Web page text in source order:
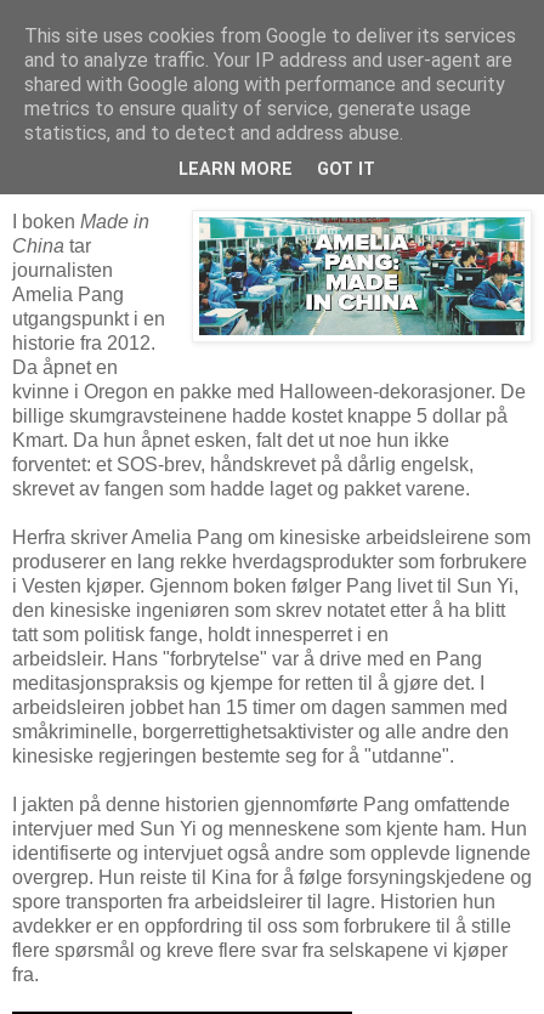
Arkitektur & Miljøteknologi
02 april 2021
Made in China
I boken Made in
China tar
journalisten
Amelia Pang
utgangspunkt i en
historie fra 2012.
Da åpnet en
kvinne i Oregon en pakke med Halloween-dekorasjoner. De
billige skumgravsteinene hadde kostet knappe 5 dollar på
Kmart. Da hun åpnet esken, falt det ut noe hun ikke
forventet: et SOS-brev, håndskrevet på dårlig engelsk,
skrevet av fangen som hadde laget og pakket varene.
Herfra skriver Amelia Pang om kinesiske arbeidsleirene som
produserer en lang rekke hverdagsprodukter som forbrukere
i Vesten kjøper. Gjennom boken følger Pang livet til Sun Yi,
den kinesiske ingeniøren som skrev notatet etter å ha blitt
tatt som politisk fange, holdt innesperret i en
arbeidsleir. Hans "forbrytelse" var å drive med en Pang
meditasjonspraksis og kjempe for retten til å gjøre det. I
arbeidsleiren jobbet han 15 timer om dagen sammen med
småkriminelle, borgerrettighetsaktivister og alle andre den
kinesiske regjeringen bestemte seg for å "utdanne".
I jakten på denne historien gjennomførte Pang omfattende
intervjuer med Sun Yi og menneskene som kjente ham. Hun
identifiserte og intervjuet også andre som opplevde lignende
overgrep. Hun reiste til Kina for å følge forsyningskjedene og
spore transporten fra arbeidsleirer til lagre. Historien hun
avdekker er en oppfordring til oss som forbrukere til å stille
flere spørsmål og kreve flere svar fra selskapene vi kjøper
fra.
This site uses cookies from Google to deliver its services
and to analyze traffic. Your IP address and user-agent are
shared with Google along with performance and security
metrics to ensure quality of service, generate usage
statistics, and to detect and address abuse.
LEARN MORE GOT IT